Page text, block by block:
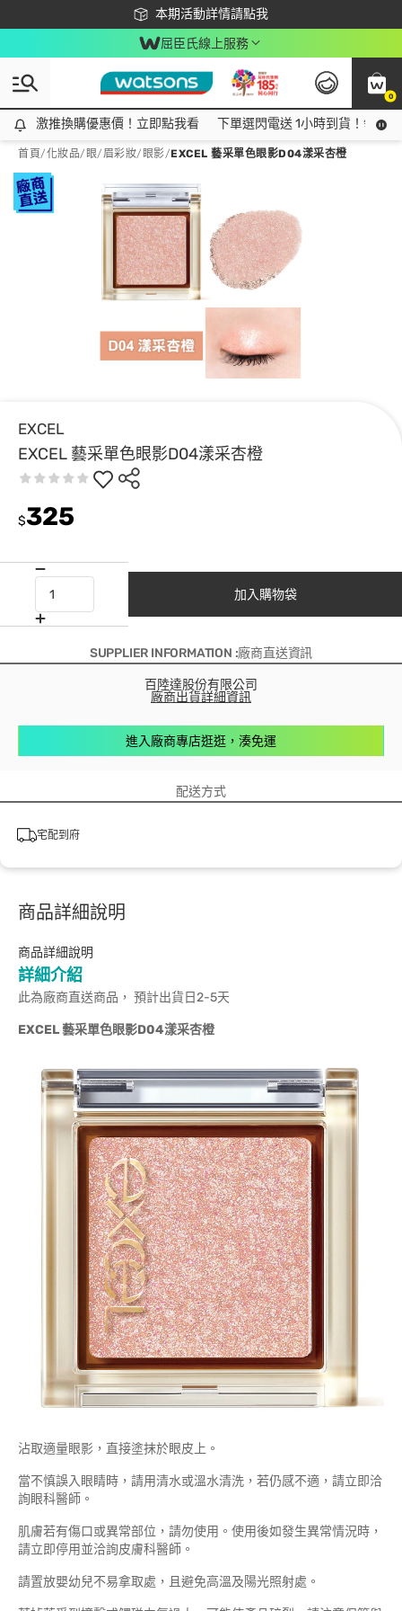
本期活動詳情請點我
下載app最高回饋$350
屈臣氏線上服務
0
激推換購優惠價！立即點我看
激推換購優惠價！立即點我看 下單選閃電送 1小時到貨！領神
首頁/化妝品/ 眼/眉彩妝/ 眼影/EXCEL 藝采單色眼影D04漾采杏橙
EXCEL
EXCEL 藝采單色眼影D04漾采杏橙
$325
加入購物袋
SUPPLIER INFORMATION :廠商直送資訊
百陸達股份有限公司
廠商出貨詳細資訊
進入廠商專店逛逛，湊免運
配送方式
宅配到府
商品詳細說明
商品詳細說明
詳細介紹
此為廠商直送商品， 預計出貨日2-5天
EXCEL 藝采單色眼影D04漾采杏橙
沾取適量眼影，直接塗抹於眼皮上。
當不慎誤入眼睛時，請用清水或溫水清洗，若仍感不適，請立即洽
詢眼科醫師。
肌膚若有傷口或異常部位，請勿使用。使用後如發生異常情況時，
請立即停用並洽詢皮膚科醫師。
請置放嬰幼兒不易拿取處，且避免高溫及陽光照射處。